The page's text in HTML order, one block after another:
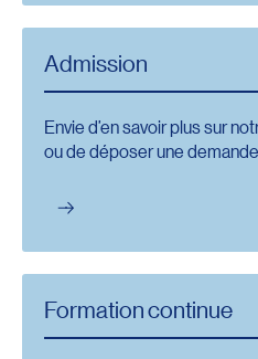
Admission
Envie d’en savoir plus sur
ou de déposer une
Formation continue